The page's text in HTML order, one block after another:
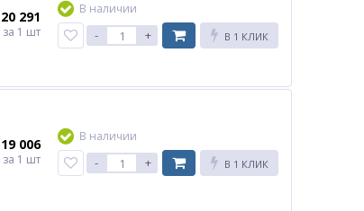
20 291
за 1 шт
В наличии
- + В 1 КЛИК
19 006
за 1 шт
В наличии
- + В 1 КЛИК